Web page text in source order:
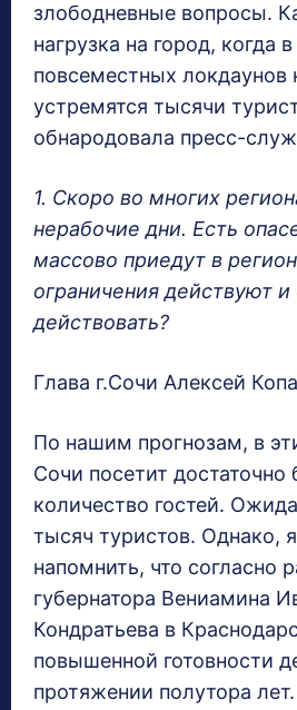
злободневные вопросы.
нагрузка на город, когда
повсеместных локдаунов
устремятся тысячи
обнародовала пресс-
1. Скоро во многих
нерабочие дни. Есть
массово приедут в
ограничения действуют и
действовать?
Глава г.Сочи Алексей
По нашим прогнозам, в
Сочи посетит
количество гостей.
тысяч туристов. Однако,
напомнить, что согласно
губернатора Вениамина
Кондратьева в
повышенной готовности
протяжении полутора